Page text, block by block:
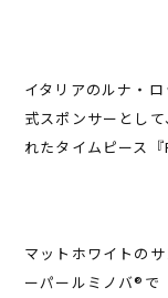
イタリアのルナ・
式スポンサーとし
れたタイムピース『
マットホワイトの
ーパールミノバ®で